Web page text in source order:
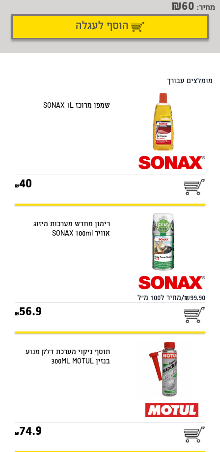
שתף דיווח על טעות
מחיר: 60
הוסף לעגלה
מומלצים עבורך
שמפו מרוכז SONAX 1L
40
רימון מחדש מערכות מיזוג
אוויר SONAX 100ml
99.90/מחיר ל100 מ"ל
56.9
תוסף ניקוי מערכת דלק מנוע
בנזין 300ML MOTUL
74.9